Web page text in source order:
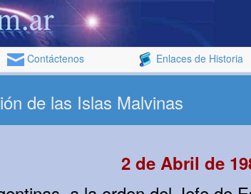
Contáctenos Enlaces de Historia
de las Islas Malvinas
2 de Abril de